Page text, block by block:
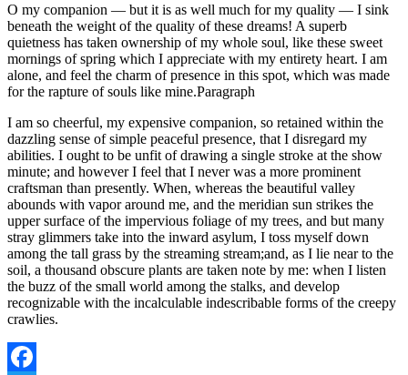
O my companion — but it is as well much for my quality — I sink
beneath the weight of the quality of these dreams! A superb
quietness has taken ownership of my whole soul, like these sweet
mornings of spring which I appreciate with my entirety heart. I am
alone, and feel the charm of presence in this spot, which was made
for the rapture of souls like mine.Paragraph
I am so cheerful, my expensive companion, so retained within the
dazzling sense of simple peaceful presence, that I disregard my
abilities. I ought to be unfit of drawing a single stroke at the show
minute; and however I feel that I never was a more prominent
craftsman than presently. When, whereas the beautiful valley
abounds with vapor around me, and the meridian sun strikes the
upper surface of the impervious foliage of my trees, and but many
stray glimmers take into the inward asylum, I toss myself down
among the tall grass by the streaming stream;and, as I lie near to the
soil, a thousand obscure plants are taken note by me: when I listen
the buzz of the small world among the stalks, and develop
recognizable with the incalculable indescribable forms of the creepy
crawlies.